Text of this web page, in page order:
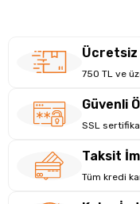
Ürün Tipi:Dijital
Zaman Modu:Geri
Ön Ayarlı Süreler: 5
Maksimum Zaman:
Ekran: LED / dijital
Alarm: Sesli uyarı
Ücretsiz
750 TL ve
Güvenli
SSL
Taksit
Tüm kredi